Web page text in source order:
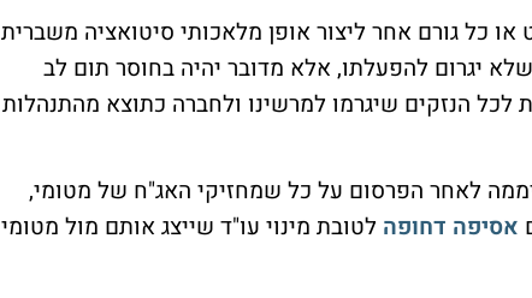
או כל גורם אחר ליצור אופן מלאכותי סיטואציה משברית
יגרום להפעלתו, אלא מדובר יהיה בחוסר תום לב
לכל הנזקים שיגרמו למרשינו ולחברה כתוצא מהתנהלות
לאחר הפרסום על כל שמחזיקי האג"ח של מטומי,
אסיפה דחופה לטובת מינוי עו"ד שייצג אותם מול מטומי